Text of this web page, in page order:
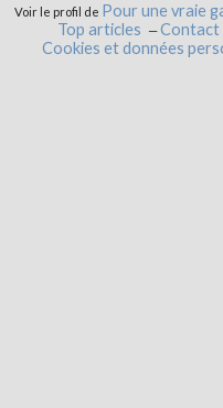
Voir le profil de Pour une vraie
Top articles Contact
Cookies et données